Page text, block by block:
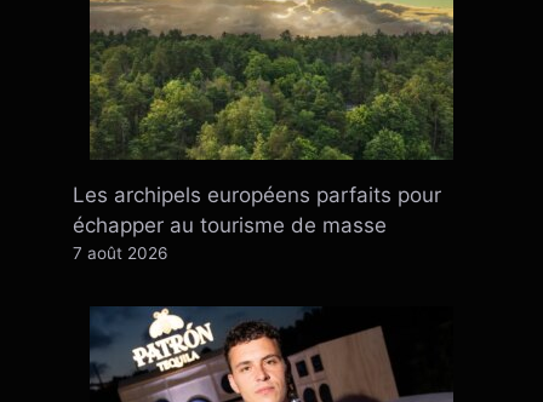
Les archipels européens parfaits pour
échapper au tourisme de masse
7 août 2026